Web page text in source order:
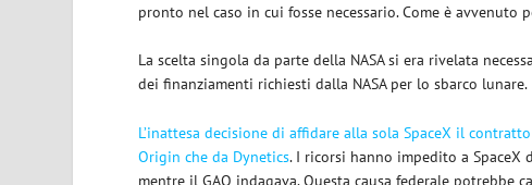
pronto nel caso in cui fosse necessario. Come è avvenuto
La scelta singola da parte della NASA si era rivelata
dei finanziamenti richiesti dalla NASA per lo sbarco lunare.
L’inattesa decisione di affidare alla sola SpaceX il
Origin che da Dynetics. I ricorsi hanno impedito a
mentre il GAO indagava. Questa causa federale potrebbe